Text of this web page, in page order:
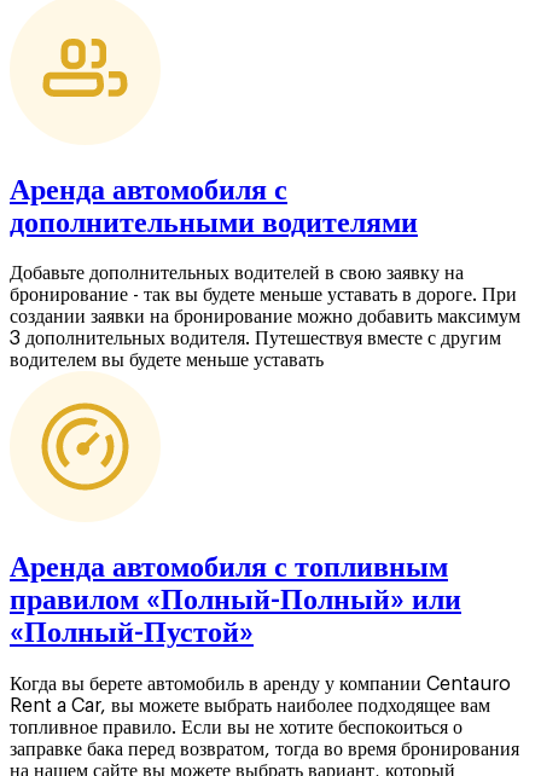
Аренда автомобиля с
дополнительными водителями
Добавьте дополнительных водителей в свою заявку на
бронирование - так вы будете меньше уставать в дороге. При
создании заявки на бронирование можно добавить максимум
3 дополнительных водителя. Путешествуя вместе с другим
водителем вы будете меньше уставать
Аренда автомобиля с топливным
правилом «Полный-Полный» или
«Полный-Пустой»
Когда вы берете автомобиль в аренду у компании Centauro
Rent a Car, вы можете выбрать наиболее подходящее вам
топливное правило. Если вы не хотите беспокоиться о
заправке бака перед возвратом, тогда во время бронирования
на нашем сайте вы можете выбрать вариант, который